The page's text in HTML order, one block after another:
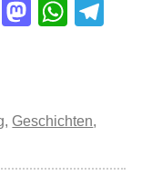
Bl
M
d
W
A
, Geschichten,